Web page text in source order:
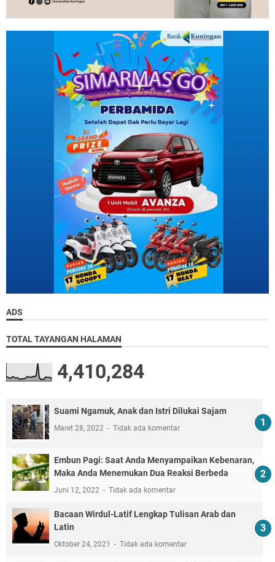
ADS
TOTAL TAYANGAN HALAMAN
4,410,284
Suami Ngamuk, Anak dan Istri Dilukai Sajam
Maret 28, 2022 Tidak ada komentar
Embun Pagi: Saat Anda Menyampaikan Kebenaran,
Maka Anda Menemukan Dua Reaksi Berbeda
Juni 12, 2022 Tidak ada komentar
Bacaan Wirdul-Latif Lengkap Tulisan Arab dan
Latin
Oktober 24, 2021 Tidak ada komentar